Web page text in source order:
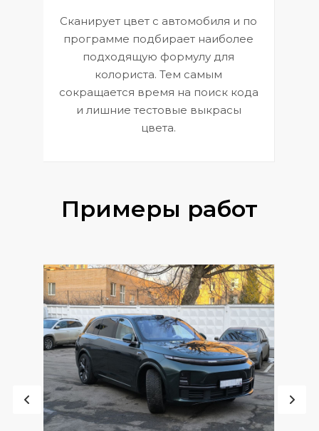
Сканирует цвет с автомобиля и по
программе подбирает наиболее
подходящую формулу для
колориста. Тем самым
сокращается время на поиск кода
и лишние тестовые выкрасы
цвета.
Примеры работ